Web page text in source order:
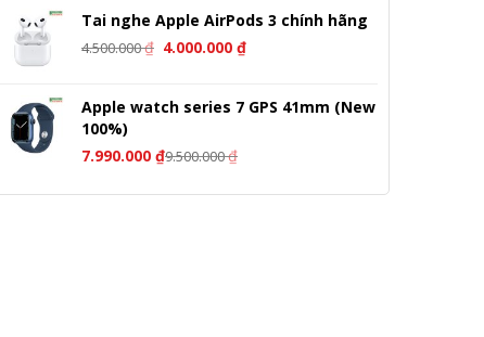
Tai nghe Apple AirPods 3 chính hãng
4.500.000₫ Giá
4.500.000 ₫.
4.000.000₫Giá
là:
Apple watch series 7 GPS 41mm (New
100%)
7.990.000 ₫9.500.000₫